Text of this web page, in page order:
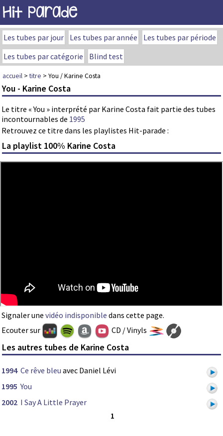
Hit Parade
Les tubes par jour Les tubes par année
Les tubes par période
Les tubes par catégorie
Blind test
accueil >titre > You / Karine Costa
You - Karine Costa
Le titre « You » interprété par Karine Costa fait partie des tubes
incontournables de 1995
Retrouvez ce titre dans les playlistes Hit-parade :
La playlist 100% Karine Costa
Signaler une vidéo indisponible dans cette page.
Ecouter sur
CD / Vinyls
Les autres tubes de Karine Costa
1994 Ce rêve bleu avec Daniel Lévi
1995 You
2002 I Say A Little Prayer
1